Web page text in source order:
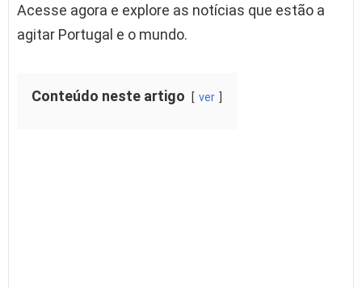
Acesse agora e explore as notícias que estão a
agitar Portugal e o mundo.
Conteúdo neste artigo ver